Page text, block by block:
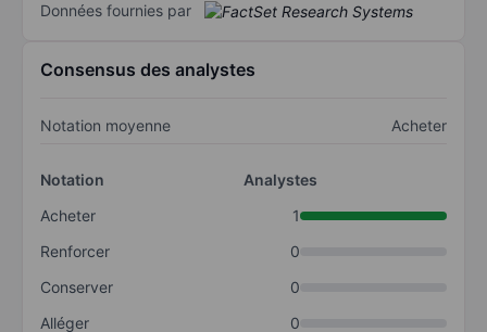
Données fournies par
Consensus des analystes
Notation moyenne Acheter
Notation
Analystes
Acheter
1
Renforcer
0
Conserver
0
Alléger
0